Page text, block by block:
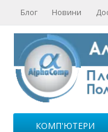
Блог Новини
КОМП'ЮТЕРИ